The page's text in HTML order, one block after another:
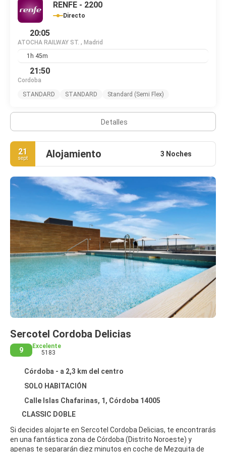
RENFE - 2200
Directo
20:05
ATOCHA RAILWAY ST. , Madrid
1h 45m
21:50
Cordoba
STANDARD
STANDARD Standard (Semi Flex)
Detalles
21
sept Alojamiento 3 Noches
Sercotel Cordoba Delicias
9
Excelente
5183
Córdoba - a 2,3 km del centro
SOLO HABITACIÓN
Calle Islas Chafarinas, 1, Córdoba 14005
CLASSIC DOBLE
Si decides alojarte en Sercotel Cordoba Delicias, te encontrarás
en una fantástica zona de Córdoba (Distrito Noroeste) y
apenas te separarán diez minutos en coche de Mezquita de